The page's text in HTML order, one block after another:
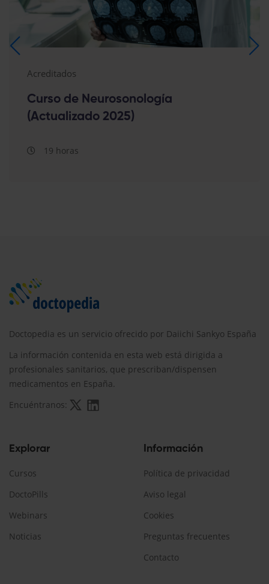
Acreditados
Curso de Neurosonología
(Actualizado 2025)
19 horas
Doctopedia es un servicio ofrecido por Daiichi Sankyo España
La información contenida en esta web está dirigida a
profesionales sanitarios, que prescriban/dispensen
medicamentos en España.
Encuéntranos:
Explorar
Cursos
DoctoPills
Webinars
Noticias
Información
Política de privacidad
Aviso legal
Cookies
Preguntas frecuentes
Contacto